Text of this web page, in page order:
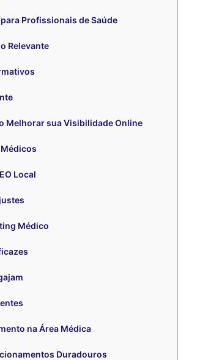
Profissionais de Saúde
Relevante
Melhorar sua Visibilidade Online
Local
Médico
na Área Médica
Duradouros